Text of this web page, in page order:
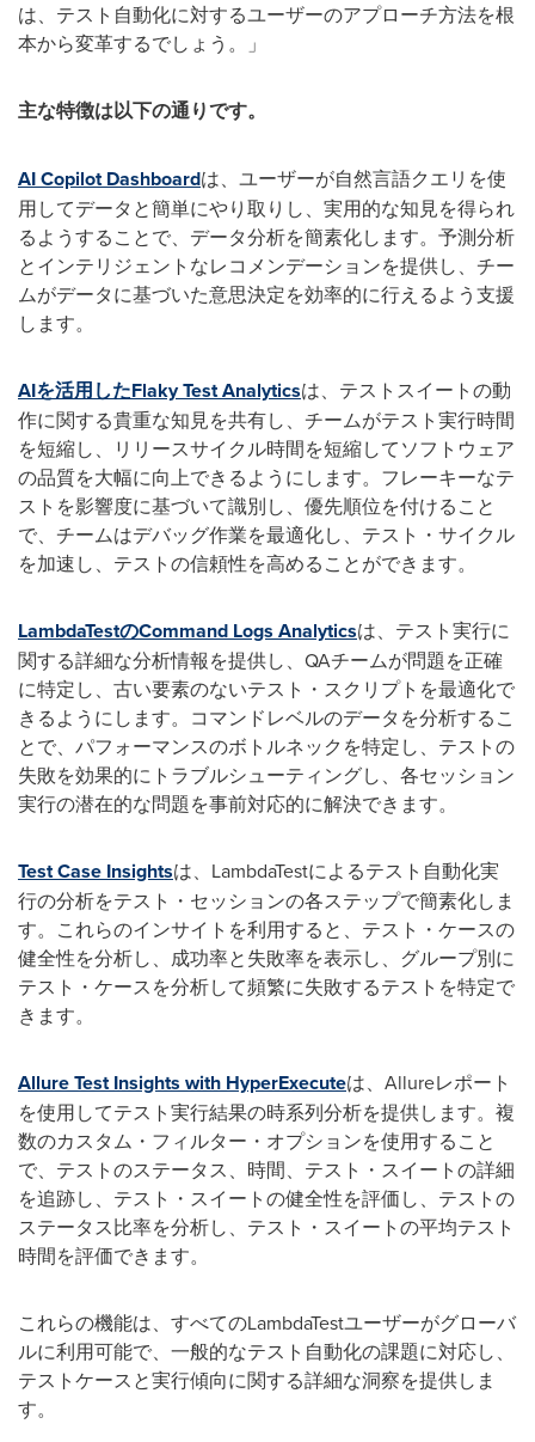
は、テスト自動化に対するユーザーのアプローチ方法を根
本から変革するでしょう。」
主な特徴は以下の通りです。
AI Copilot Dashboardは、ユーザーが自然言語クエリを使
用してデータと簡単にやり取りし、実用的な知見を得られ
るようすることで、データ分析を簡素化します。予測分析
とインテリジェントなレコメンデーションを提供し、チー
ムがデータに基づいた意思決定を効率的に行えるよう支援
します。
AIを活用したFlaky Test Analyticsは、テストスイートの動
作に関する貴重な知見を共有し、チームがテスト実行時間
を短縮し、リリースサイクル時間を短縮してソフトウェア
の品質を大幅に向上できるようにします。フレーキーなテ
ストを影響度に基づいて識別し、優先順位を付けること
で、チームはデバッグ作業を最適化し、テスト・サイクル
を加速し、テストの信頼性を高めることができます。
LambdaTestのCommand Logs Analyticsは、テスト実行に
関する詳細な分析情報を提供し、QAチームが問題を正確
に特定し、古い要素のないテスト・スクリプトを最適化で
きるようにします。コマンドレベルのデータを分析するこ
とで、パフォーマンスのボトルネックを特定し、テストの
失敗を効果的にトラブルシューティングし、各セッション
実行の潜在的な問題を事前対応的に解決できます。
Test Case Insightsは、LambdaTestによるテスト自動化実
行の分析をテスト・セッションの各ステップで簡素化しま
す。これらのインサイトを利用すると、テスト・ケースの
健全性を分析し、成功率と失敗率を表示し、グループ別に
テスト・ケースを分析して頻繁に失敗するテストを特定で
きます。
Allure Test Insights with HyperExecuteは、Allureレポート
を使用してテスト実行結果の時系列分析を提供します。複
数のカスタム・フィルター・オプションを使用すること
で、テストのステータス、時間、テスト・スイートの詳細
を追跡し、テスト・スイートの健全性を評価し、テストの
ステータス比率を分析し、テスト・スイートの平均テスト
時間を評価できます。
これらの機能は、すべてのLambdaTestユーザーがグローバ
ルに利用可能で、一般的なテスト自動化の課題に対応し、
テストケースと実行傾向に関する詳細な洞察を提供しま
す。